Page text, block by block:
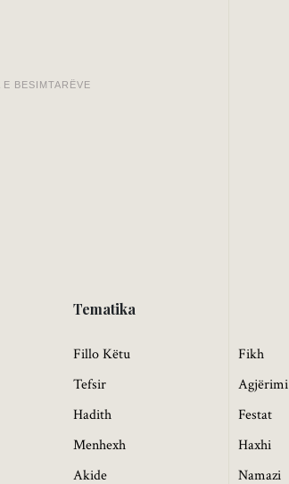
E BESIMTARËVE
Tematika
Fillo Këtu
Tefsir
Hadith
Menhexh
Akide
Fikh
Agjërimi
Festat
Haxhi
Namazi